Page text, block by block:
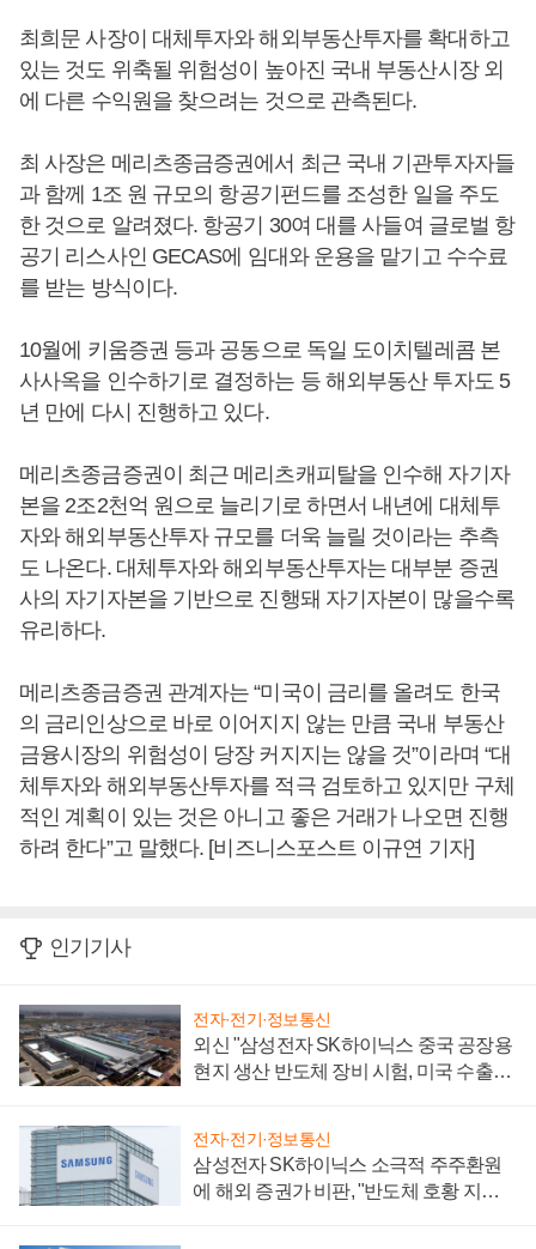
최희문 사장이 대체투자와 해외부동산투자를 확대하고
있는 것도 위축될 위험성이 높아진 국내 부동산시장 외
에 다른 수익원을 찾으려는 것으로 관측된다.
최 사장은 메리츠종금증권에서 최근 국내 기관투자자들
과 함께 1조 원 규모의 항공기펀드를 조성한 일을 주도
한 것으로 알려졌다. 항공기 30여 대를 사들여 글로벌 항
공기 리스사인 GECAS에 임대와 운용을 맡기고 수수료
를 받는 방식이다.
10월에 키움증권 등과 공동으로 독일 도이치텔레콤 본
사사옥을 인수하기로 결정하는 등 해외부동산 투자도 5
년 만에 다시 진행하고 있다.
메리츠종금증권이 최근 메리츠캐피탈을 인수해 자기자
본을 2조2천억 원으로 늘리기로 하면서 내년에 대체투
자와 해외부동산투자 규모를 더욱 늘릴 것이라는 추측
도 나온다. 대체투자와 해외부동산투자는 대부분 증권
사의 자기자본을 기반으로 진행돼 자기자본이 많을수록
유리하다.
메리츠종금증권 관계자는 “미국이 금리를 올려도 한국
의 금리인상으로 바로 이어지지 않는 만큼 국내 부동산
금융시장의 위험성이 당장 커지지는 않을 것”이라며 “대
체투자와 해외부동산투자를 적극 검토하고 있지만 구체
적인 계획이 있는 것은 아니고 좋은 거래가 나오면 진행
하려 한다”고 말했다. [비즈니스포스트 이규연 기자]
인기기사
전자·전기·정보통신
외신 "삼성전자 SK하이닉스 중국 공장용
현지 생산 반도체 장비 시험, 미국 수출통
전자·전기·정보통신
삼성전자 SK하이닉스 소극적 주주환원
에 해외 증권가 비판, "반도체 호황 지속